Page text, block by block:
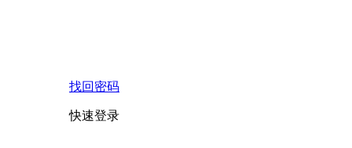
找回密码
快速登录